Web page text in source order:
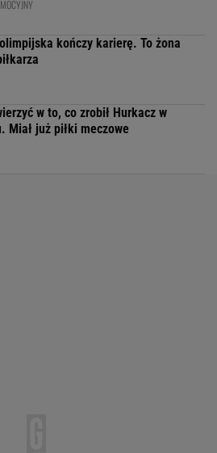
kończy karierę. To żona
w to, co zrobił Hurkacz w
Miał już piłki meczowe